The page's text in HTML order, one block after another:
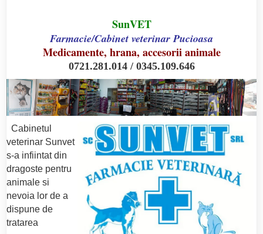
SunVET
Farmacie/Cabinet veterinar Pucioasa
Medicamente, hrana, accesorii animale
0721.281.014 / 0345.109.646
Cabinetul
veterinar Sunvet
s-a infiintat din
dragoste pentru
animale si
nevoia lor de a
dispune de
tratarea